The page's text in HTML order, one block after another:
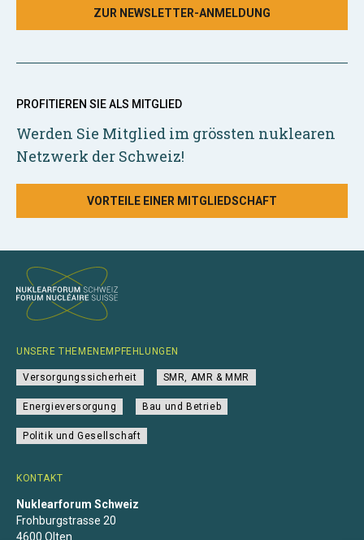
ZUR NEWSLETTER-ANMELDUNG
PROFITIEREN SIE ALS MITGLIED
Werden Sie Mitglied im grössten nuklearen
Netzwerk der Schweiz!
VORTEILE EINER MITGLIEDSCHAFT
KONTAKT
Nuklearforum Schweiz
Frohburgstrasse 20
4600 Olten
UNSERE THEMENEMPFEHLUNGEN
Versorgungssicherheit SMR, AMR & MMR
Energieversorgung Bau und Betrieb
Politik und Gesellschaft